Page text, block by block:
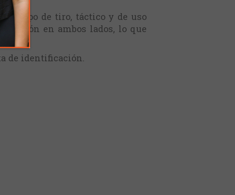
equipo de tiro, táctico y de uso
en ambos lados, lo que
de identificación.